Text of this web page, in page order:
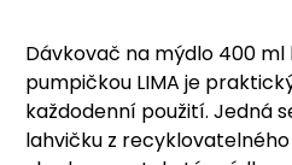
Dávkovač na mýdlo 400
pumpičkou LIMA je
každodenní použití. Jedná
lahvičku z